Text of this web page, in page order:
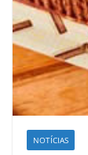
NOTÍCIAS